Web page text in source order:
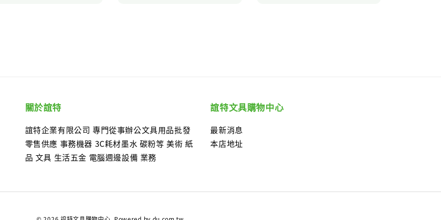
關於誼特
誼特企業有限公司 專門從事辦公文具用品批發
零售供應 事務機器 3C耗材墨水 碳粉等 美術 紙
品 文具 生活五金 電腦週邊設備 業務
誼特文具購物中心
最新消息
本店地址